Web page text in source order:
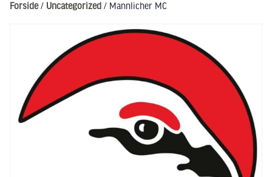
Forside/ Uncategorized / Mannlicher MC